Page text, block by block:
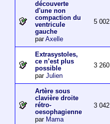
découverte
d'une non
compaction du
ventricule
gauche
parAxelle
5 002
Extrasystoles,
ce n’est plus
possible
par Julien
3 260
Artère sous
clavière droite
rétro-
oesophagienne
par Mama
3 042